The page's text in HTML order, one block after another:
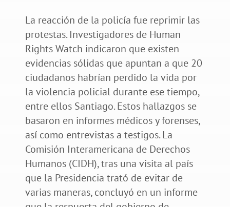
La reacción de la policía fue reprimir las
protestas. Investigadores de Human
Rights Watch indicaron que existen
evidencias sólidas que apuntan a que 20
ciudadanos habrían perdido la vida por
la violencia policial durante ese tiempo,
entre ellos Santiago. Estos hallazgos se
basaron en informes médicos y forenses,
así como entrevistas a testigos. La
Comisión Interamericana de Derechos
Humanos (CIDH), tras una visita al país
que la Presidencia trató de evitar de
varias maneras, concluyó en un informe